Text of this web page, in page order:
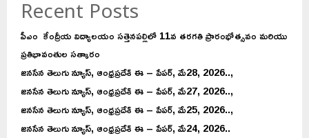
Recent Posts
పీఎం కేంద్రీయ విద్యాలయం సత్తెనపల్లిలో 11వ తరగతి ప్రారంభోత్సవం మరియు
ప్రతిభావంతుల సత్కారం
జనసేన తెలుగు న్యూస్, ఆంధ్రప్రదేశ్ ఈ – పేపర్, మే28, 2026..,
జనసేన తెలుగు న్యూస్, ఆంధ్రప్రదేశ్ ఈ – పేపర్, మే27, 2026..,
జనసేన తెలుగు న్యూస్, ఆంధ్రప్రదేశ్ ఈ – పేపర్, మే25, 2026..,
జనసేన తెలుగు న్యూస్, ఆంధ్రప్రదేశ్ ఈ – పేపర్, మే24, 2026..